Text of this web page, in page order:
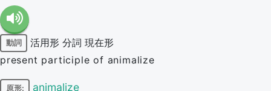
動詞 活用形 分詞 現在形
present participle of animalize
原形: animalize